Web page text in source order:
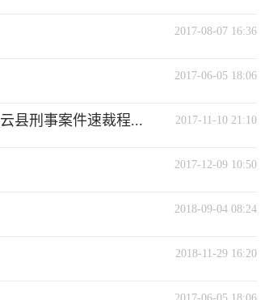
2017-08-07 16:36
2017-06-05 18:06
2017-11-10 21:10
县刑事案件速裁程...
2017-12-09 10:50
2018-09-04 08:24
2018-11-29 16:20